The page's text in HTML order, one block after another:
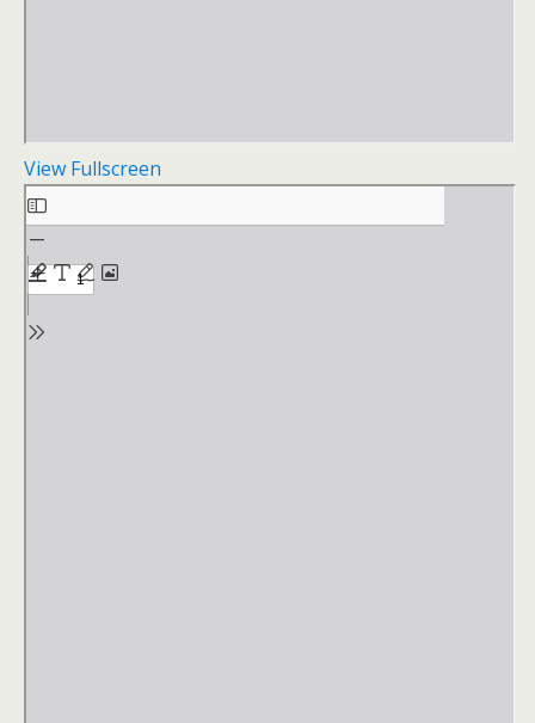
View Fullscreen